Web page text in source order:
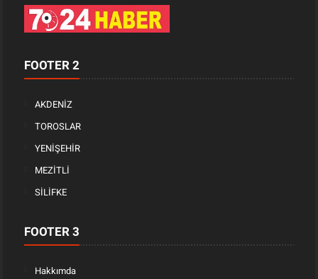
FOOTER 2
AKDENİZ
TOROSLAR
YENİŞEHİR
MEZİTLİ
SİLİFKE
FOOTER 3
Hakkımda